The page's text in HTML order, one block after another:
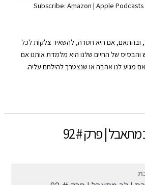
YouTube
Subscribe: Amazon | Apple Podcasts
ובהתאם, אם היא חסרה, להשאיר צלקות לכל
של החיים שלנו היא מלמדת אותנו אם
מגיע לנו אהבה או שנצטרך להילחם עליה.
| פרק # 92